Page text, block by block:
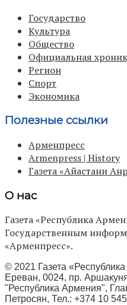
Государство
Культура
Общество
Официальная
Регион
Спорт
Экономика
Полезные ссылки
Арменпресс
Armenpress | History
Газета «Айастани
О нас
Газета «Республика
Государственным
«Арменпресс».
© 2021 Газета
Ереван, 0024, пр.
"Республика Армения",
Петросян, Тел.: +374 10